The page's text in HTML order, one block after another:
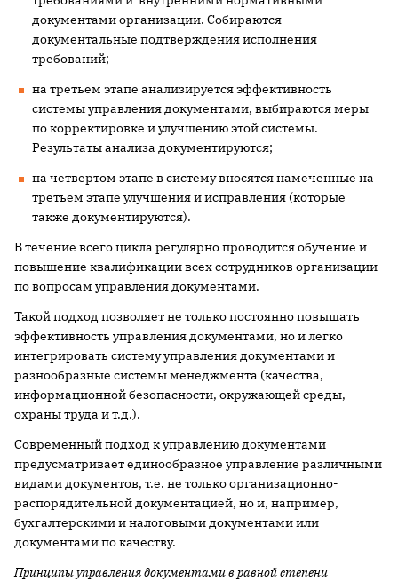
документами организации. Собираются
документальные подтверждения исполнения
требований;
на третьем этапе анализируется эффективность
системы управления документами, выбираются меры
по корректировке и улучшению этой системы.
Результаты анализа документируются;
на четвертом этапе в систему вносятся намеченные на
третьем этапе улучшения и исправления (которые
также документируются).
В течение всего цикла регулярно проводится обучение и
повышение квалификации всех сотрудников организации
по вопросам управления документами.
Такой подход позволяет не только постоянно повышать
эффективность управления документами, но и легко
интегрировать систему управления документами и
разнообразные системы менеджмента (качества,
информационной безопасности, окружающей среды,
охраны труда и т.д.).
Современный подход к управлению документами
предусматривает единообразное управление различными
видами документов, т.е. не только организационно-
распорядительной документацией, но и, например,
бухгалтерскими и налоговыми документами или
документами по качеству.
Принципы управления документами в равной степени